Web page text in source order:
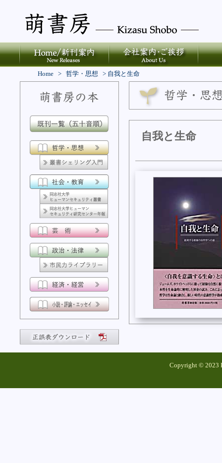
Home > 哲学・思想 > 自我と生命
自我と生命
Copyright © 2023